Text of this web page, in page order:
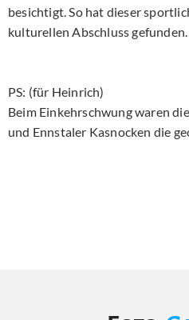
besichtigt. So hat dieser
kulturellen Abschluss gefunden.
PS: (für Heinrich)
Beim Einkehrschwung waren
und Ennstaler Kasnocken die